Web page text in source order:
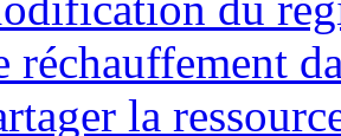
réchauffement
la